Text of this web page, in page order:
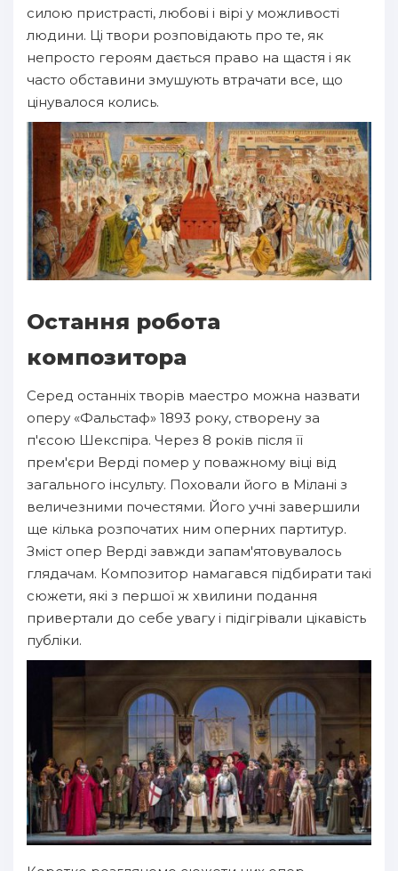
силою пристрасті, любові і вірі у можливості
людини. Ці твори розповідають про те, як
непросто героям дається право на щастя і як
часто обставини змушують втрачати все, що
цінувалося колись.
Остання робота
композитора
Серед останніх творів маестро можна назвати
оперу «Фальстаф» 1893 року, створену за
п'єсою Шекспіра. Через 8 років після її
прем'єри Верді помер у поважному віці від
загального інсульту. Поховали його в Мілані з
величезними почестями. Його учні завершили
ще кілька розпочатих ним оперних партитур.
Зміст опер Верді завжди запам'ятовувалось
глядачам. Композитор намагався підбирати такі
сюжети, які з першої ж хвилини подання
привертали до себе увагу і підігрівали цікавість
публіки.